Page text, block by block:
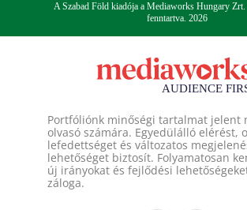
A Szabad Föld kiadója a Mediaworks Hungary
fenntartva. 2026
Portfóliónk minőségi tartalmat jelent
olvasó számára. Egyedülálló elérést,
lefedettséget és változatos
lehetőséget biztosít. Folyamatosan
új irányokat és fejlődési
záloga.